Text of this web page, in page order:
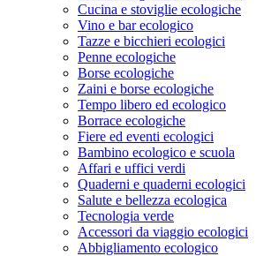
Cucina e stoviglie ecologiche
Vino e bar ecologico
Tazze e bicchieri ecologici
Penne ecologiche
Borse ecologiche
Zaini e borse ecologiche
Tempo libero ed ecologico
Borrace ecologiche
Fiere ed eventi ecologici
Bambino ecologico e scuola
Affari e uffici verdi
Quaderni e quaderni ecologici
Salute e bellezza ecologica
Tecnologia verde
Accessori da viaggio ecologici
Abbigliamento ecologico